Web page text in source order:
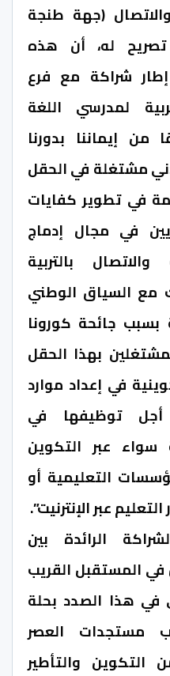
(جهة طنجة
له، أن هذه
شراكة مع فرع
لمدرسي اللغة
من إيماننا بدورنا
مشتغلة في الحقل
في تطوير كفايات
في مجال إدماج
بالتربية
مع السياق الوطني
بسبب جائحة كورونا
بهذا الحقل
في إعداد موارد
توظيفها في
سواء عبر التكوين
التعليمية أو
عبر الإنترنيت”.
الرائدة بين
في المستقبل القريب
في هذا الصدد بحلة
مستجدات العصر
التكوين والتأطير